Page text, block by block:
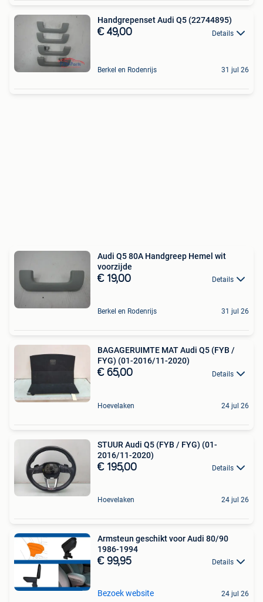
Handgrepenset Audi Q5 (22744895)
€ 49,00 Details
Berkel en Rodenrijs 31 jul 26
Audi Q5 80A Handgreep Hemel wit
voorzijde
€ 19,00 Details
Berkel en Rodenrijs 31 jul 26
BAGAGERUIMTE MAT Audi Q5 (FYB /
FYG) (01-2016/11-2020)
€ 65,00 Details
Hoevelaken 24 jul 26
STUUR Audi Q5 (FYB / FYG) (01-
2016/11-2020)
€ 195,00 Details
Hoevelaken 24 jul 26
Armsteun geschikt voor Audi 80/90
1986-1994
€ 99,95 Details
Bezoek website 24 jul 26